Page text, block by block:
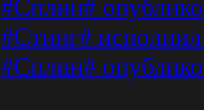
#Сплин#
#Стинг#
#Сплин#